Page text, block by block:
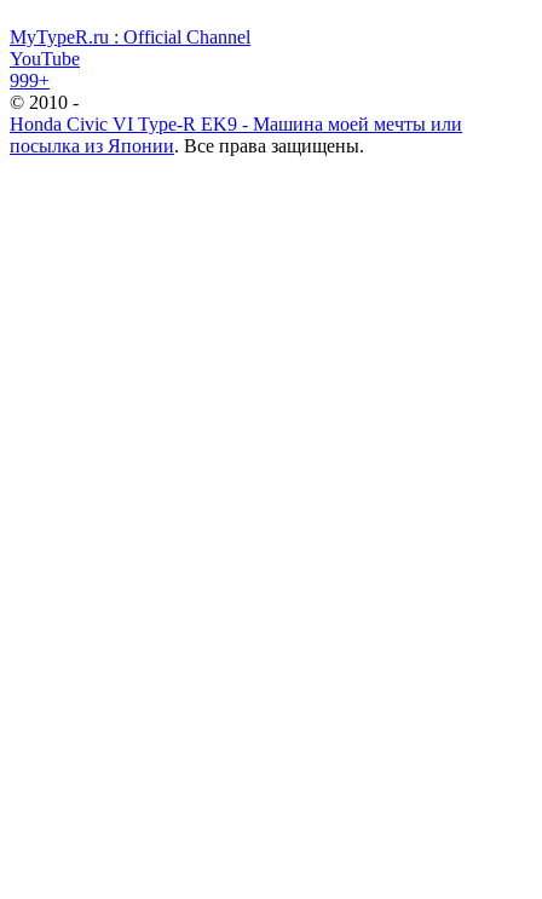
MyTypeR.ru : Official Channel
YouTube
999+
© 2010 -
Honda Civic VI Type-R EK9 - Машина моей мечты или
посылка из Японии. Все права защищены.